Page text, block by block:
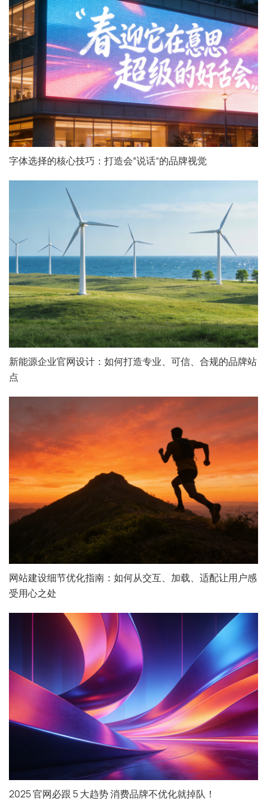
字体选择的核心技巧：打造会“说话”的品牌视觉
新能源企业官网设计：如何打造专业、可信、合规的品牌站
点
网站建设细节优化指南：如何从交互、加载、适配让用户感
受用心之处
2025 官网必跟 5 大趋势 消费品牌不优化就掉队！
咨询直达 熊总监
电话：13147070783